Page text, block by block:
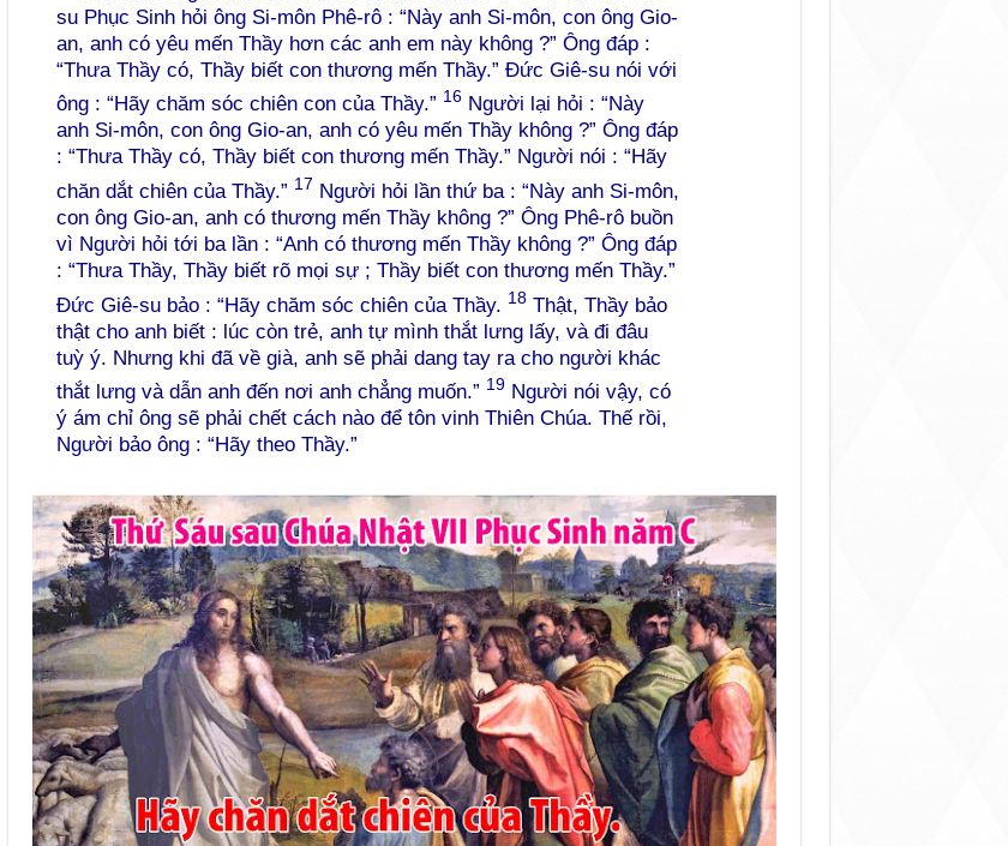
su Phục Sinh hỏi ông Si-môn Phê-rô : “Này anh Si-môn, con ông Gio-
an, anh có yêu mến Thầy hơn các anh em này không ?” Ông đáp :
“Thưa Thầy có, Thầy biết con thương mến Thầy.” Đức Giê-su nói với
ông : “Hãy chăm sóc chiên con của Thầy.” 16Người lại hỏi : “Này
anh Si-môn, con ông Gio-an, anh có yêu mến Thầy không ?” Ông đáp
: “Thưa Thầy có, Thầy biết con thương mến Thầy.” Người nói : “Hãy
chăn dắt chiên của Thầy.” 17 Người hỏi lần thứ ba : “Này anh Si-môn,
con ông Gio-an, anh có thương mến Thầy không ?” Ông Phê-rô buồn
vì Người hỏi tới ba lần : “Anh có thương mến Thầy không ?” Ông đáp
: “Thưa Thầy, Thầy biết rõ mọi sự ; Thầy biết con thương mến Thầy.”
Đức Giê-su bảo : “Hãy chăm sóc chiên của Thầy. 18Thật, Thầy bảo
thật cho anh biết : lúc còn trẻ, anh tự mình thắt lưng lấy, và đi đâu
tuỳ ý. Nhưng khi đã về già, anh sẽ phải dang tay ra cho người khác
thắt lưng và dẫn anh đến nơi anh chẳng muốn.” 19 Người nói vậy, có
ý ám chỉ ông sẽ phải chết cách nào để tôn vinh Thiên Chúa. Thế rồi,
Người bảo ông : “Hãy theo Thầy.”